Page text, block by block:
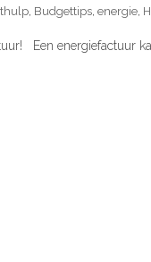
, Budgettips, energie,
Een energiefactuur